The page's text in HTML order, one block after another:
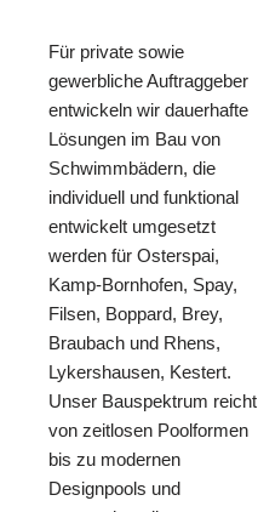
Für private sowie
gewerbliche Auftraggeber
entwickeln wir dauerhafte
Lösungen im Bau von
Schwimmbädern, die
individuell und funktional
entwickelt umgesetzt
werden für Osterspai,
Kamp-Bornhofen, Spay,
Filsen, Boppard, Brey,
Braubach und Rhens,
Lykershausen, Kestert.
Unser Bauspektrum reicht
von zeitlosen Poolformen
bis zu modernen
Designpools und